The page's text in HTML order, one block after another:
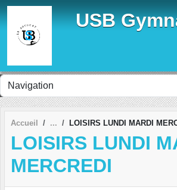
USB
Accueil LOISIRS LUNDI MARDI
LOISIRS LUNDI
MERCREDI
Panneau de gestion des cookies